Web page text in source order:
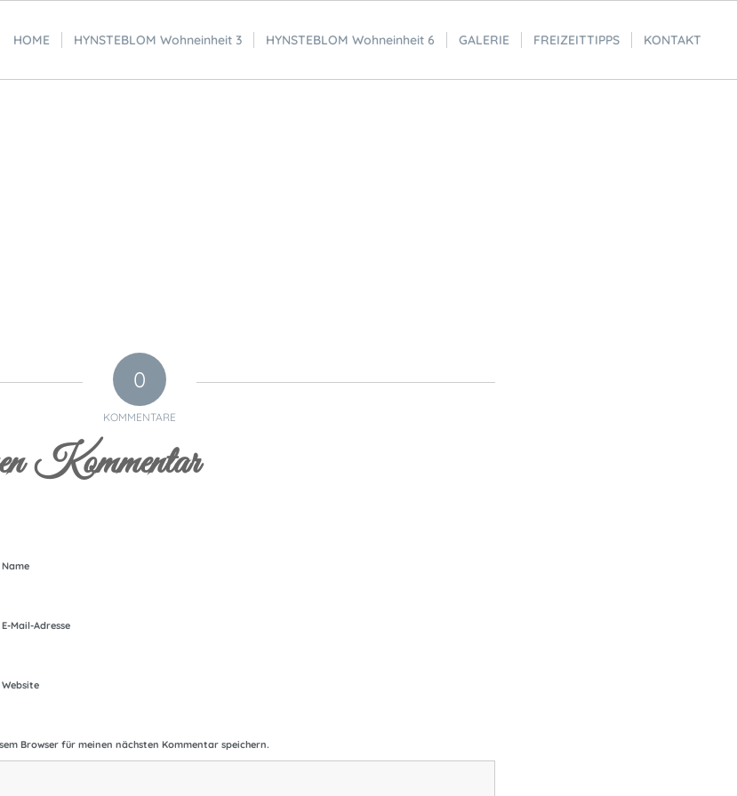
HOME HYNSTEBLOM Wohneinheit 3 HYNSTEBLOM Wohneinheit 6 GALERIE FREIZEITTIPPS KONTAKT
0
KOMMENTARE
Kommentar
Name
E-Mail-Adresse
Website
Browser für meinen nächsten Kommentar speichern.